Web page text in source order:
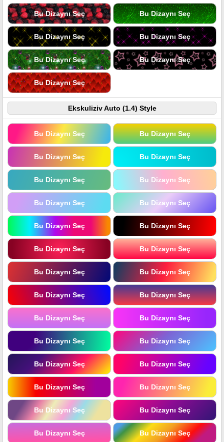
Bu Dizaynı Seç Bu Dizaynı Seç
Bu Dizaynı Seç Bu Dizaynı Seç
Bu Dizaynı Seç Bu Dizaynı Seç
Bu Dizaynı Seç
Ekskuliziv Auto (1.4) Style
Bu Dizaynı Seç Bu Dizaynı Seç
Bu Dizaynı Seç Bu Dizaynı Seç
Bu Dizaynı Seç Bu Dizaynı Seç
Bu Dizaynı Seç Bu Dizaynı Seç
Bu Dizaynı Seç Bu Dizaynı Seç
Bu Dizaynı Seç Bu Dizaynı Seç
Bu Dizaynı Seç Bu Dizaynı Seç
Bu Dizaynı Seç Bu Dizaynı Seç
Bu Dizaynı Seç Bu Dizaynı Seç
Bu Dizaynı Seç Bu Dizaynı Seç
Bu Dizaynı Seç Bu Dizaynı Seç
Bu Dizaynı Seç Bu Dizaynı Seç
Bu Dizaynı Seç Bu Dizaynı Seç
Bu Dizaynı Seç Bu Dizaynı Seç